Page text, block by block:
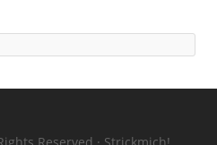
Reserved · Strickmich!